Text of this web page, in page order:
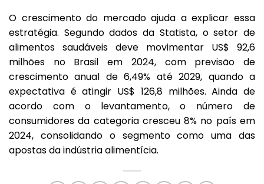
O crescimento do mercado ajuda a explicar essa
estratégia. Segundo dados da Statista, o setor de
alimentos saudáveis deve movimentar US$ 92,6
milhões no Brasil em 2024, com previsão de
crescimento anual de 6,49% até 2029, quando a
expectativa é atingir US$ 126,8 milhões. Ainda de
acordo com o levantamento, o número de
consumidores da categoria cresceu 8% no país em
2024, consolidando o segmento como uma das
apostas da indústria alimentícia.